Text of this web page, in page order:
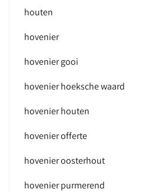
houten
hovenier
hovenier gooi
hovenier hoeksche waard
hovenier houten
hovenier offerte
hovenier oosterhout
hovenier purmerend